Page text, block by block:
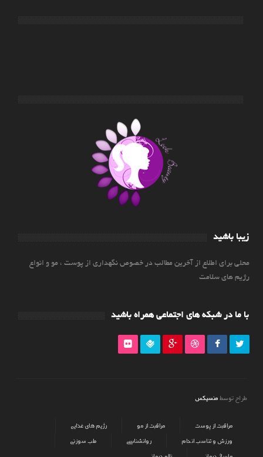
زیبا باشید
محلی برای اطلاع از آخرین مطالب در خصوص نگهداری از پوست ، مو و انواع
رژیم های سلامت
با ما در شبکه های اجتماعی همراه باشید
طراح توسط منسیکس
مراقبت از پوست مراقبت از مو
رژیم های غذایی
ورزش و تناسب اندام
روانشناسی
طب سوزنی